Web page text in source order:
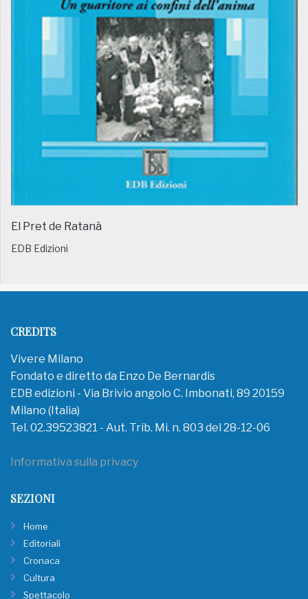
El Pret de Ratanà
EDB Edizioni
CREDITS
Vivere Milano
Fondato e diretto da Enzo De Bernardis
EDB edizioni - Via Brivio angolo C. Imbonati, 89 20159
Milano (Italia)
Tel. 02.39523821 - Aut. Trib. Mi. n. 803 del 28-12-06
Informativa sulla privacy
SEZIONI
Home
Editoriali
Cronaca
Cultura
Spettacolo